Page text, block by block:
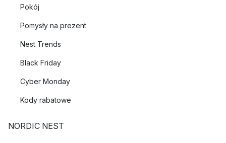
Pokój
Pomysły na prezent
Nest Trends
Black Friday
Cyber Monday
Kody rabatowe
NORDIC NEST